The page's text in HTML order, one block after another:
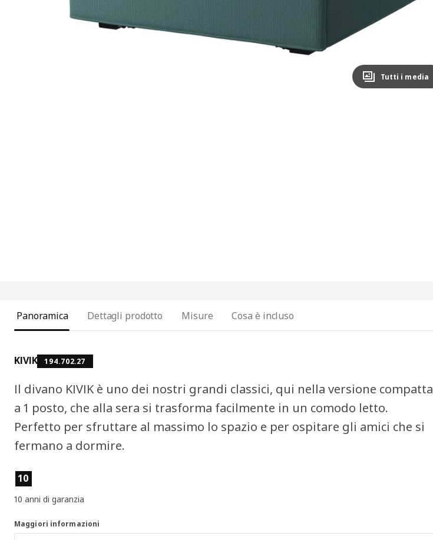
Tutti i media
Panoramica Dettagli prodotto Misure Cosa è incluso
KIVIK 194.702.27
Il divano KIVIK è uno dei nostri grandi classici, qui nella versione compatta
a 1 posto, che alla sera si trasforma facilmente in un comodo letto.
Perfetto per sfruttare al massimo lo spazio e per ospitare gli amici che si
fermano a dormire.
Caratteristiche del prodotto
10
10 anni di garanzia
Maggiori informazioni